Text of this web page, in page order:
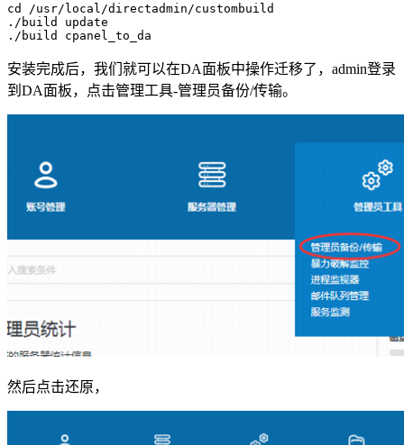
cd /usr/local/directadmin/custombuild
./build update
./build cpanel_to_da
安装完成后，我们就可以在DA面板中操作迁移了，admin登录
到DA面板，点击管理工具-管理员备份/传输。
然后点击还原，